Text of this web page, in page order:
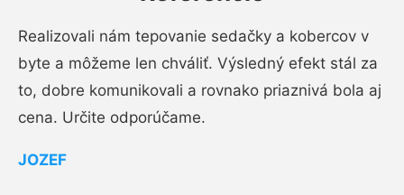
Realizovali nám tepovanie sedačky a kobercov v
byte a môžeme len chváliť. Výsledný efekt stál za
to, dobre komunikovali a rovnako priaznivá bola aj
cena. Určite odporúčame.
JOZEF